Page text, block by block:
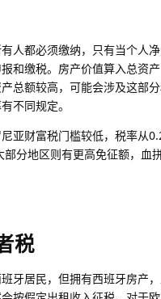
人都必须缴纳，只有当个人
和缴税。房产价值算入总资
总额较高，可能会涉及这部
不同规定。
亚财富税门槛较低，税率从
部分地区则有更高免征额，血
税
牙居民，但拥有西班牙房产